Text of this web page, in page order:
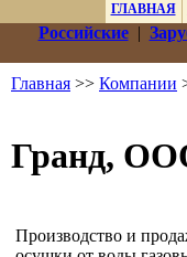
ГЛАВНАЯ
Российские|
Главная >> Компании
Гранд,
Производство и